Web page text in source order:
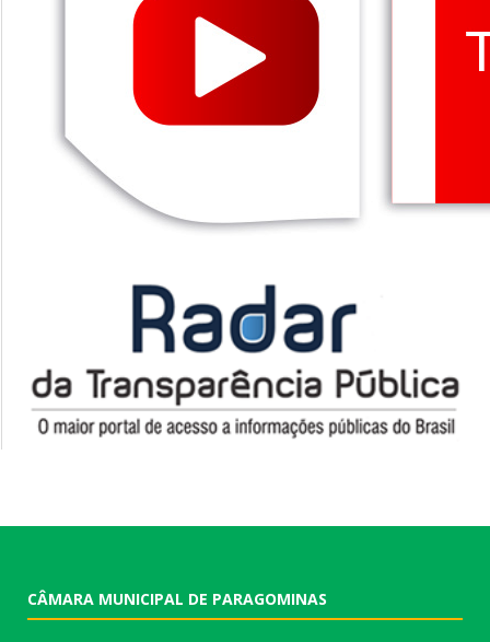
CÂMARA MUNICIPAL DE PARAGOMINAS